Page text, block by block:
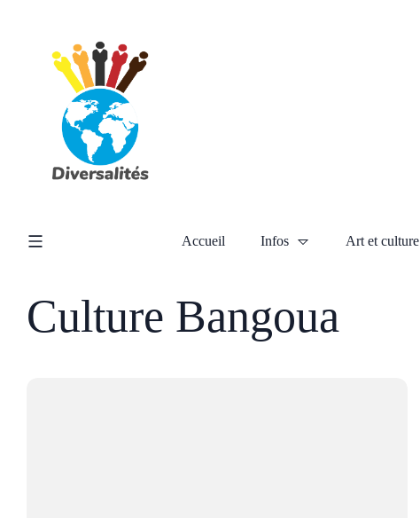
Accueil Infos Art et culture
Culture Bangoua